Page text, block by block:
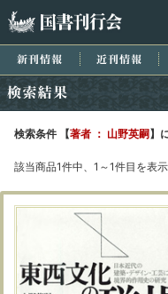
新刊情報 近
検索条件 【著者 ： 山野英嗣】
該当商品1件中、1～1件目を表示